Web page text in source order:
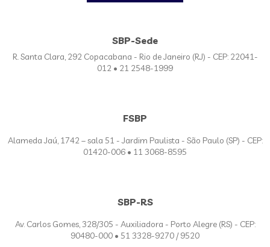
SBP-Sede
R. Santa Clara, 292 Copacabana - Rio de Janeiro (RJ) - CEP: 22041-
012 • 21 2548-1999
FSBP
Alameda Jaú, 1742 – sala 51 - Jardim Paulista - São Paulo (SP) - CEP:
01420-006 • 11 3068-8595
SBP-RS
Av. Carlos Gomes, 328/305 - Auxiliadora - Porto Alegre (RS) - CEP:
90480-000 • 51 3328-9270 / 9520